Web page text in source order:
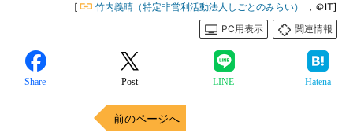
[ 竹内義晴（特定非営利活動法人しごとのみらい）
，＠IT]
PC用表示
関連情報
Share Post LINE Hatena
前のページへ